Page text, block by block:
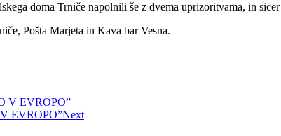
doma Trniče napolnili še z dvema uprizoritvama, in sicer
Pošta Marjeta in Kava bar Vesna.
V EVROPO”
EVROPO”Next